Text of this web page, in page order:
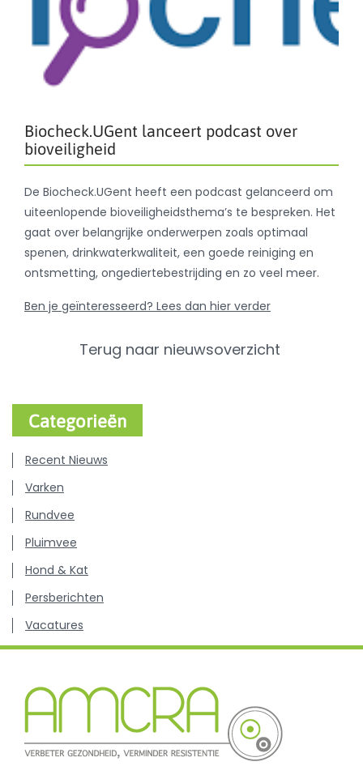
Biocheck.UGent lanceert podcast over
bioveiligheid
De Biocheck.UGent heeft een podcast gelanceerd om
uiteenlopende bioveiligheidsthema’s te bespreken. Het
gaat over belangrijke onderwerpen zoals optimaal
spenen, drinkwaterkwaliteit, een goede reiniging en
ontsmetting, ongediertebestrijding en zo veel meer.
Ben je geïnteresseerd? Lees dan hier verder
Terug naar nieuwsoverzicht
Categorieën
Recent Nieuws
Varken
Rundvee
Pluimvee
Hond & Kat
Persberichten
Vacatures